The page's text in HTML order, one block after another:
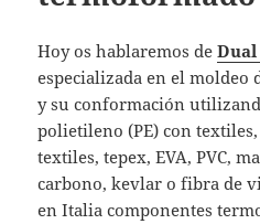
Hoy os hablaremos deDual
especializada en el moldeo
y su conformación
polietileno (PE) con
textiles, tepex, EVA, PVC,
carbono, kevlar o fibra de
en Italia componentes